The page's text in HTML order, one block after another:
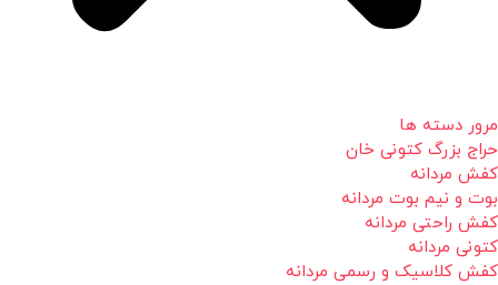
مرور دسته ها
حراج بزرگ کتونی خان
کفش مردانه
بوت و نیم بوت مردانه
کفش راحتی مردانه
کتونی مردانه
کفش کلاسیک و رسمی مردانه